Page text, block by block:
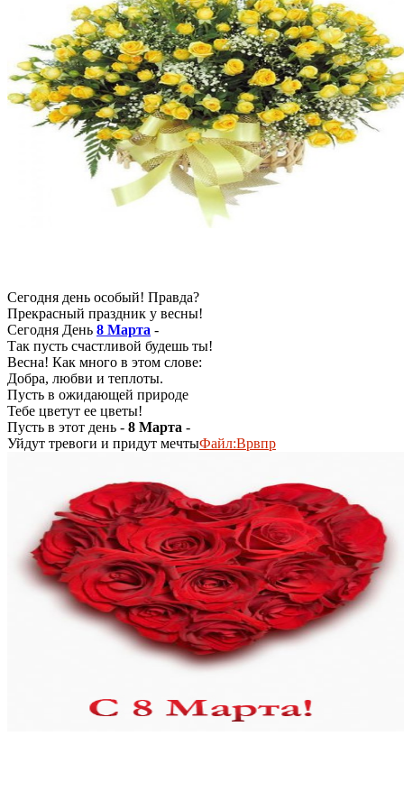
Сегодня день особый! Правда?
Прекрасный праздник у весны!
Сегодня День 8 Марта -
Так пусть счастливой будешь ты!
Весна! Как много в этом слове:
Добра, любви и теплоты.
Пусть в ожидающей природе
Тебе цветут ее цветы!
Пусть в этот день - 8 Марта -
Уйдут тревоги и придут мечтыФайл:Врвпр